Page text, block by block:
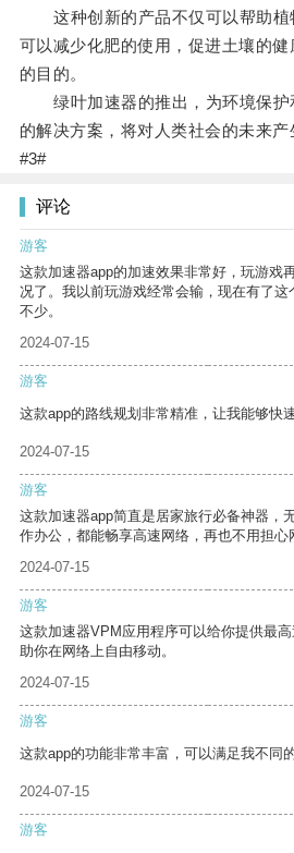
这种创新的产品不仅可以帮助植
可以减少化肥的使用，促进土壤的
的目的。
绿叶加速器的推出，为环境保护
的解决方案，将对人类社会的未来产
#3#
评论
游客
这款加速器app的加速效果非常好，玩游戏
况了。我以前玩游戏经常会输，现在有了这
不少。
2024-07-15
游客
这款app的路线规划非常精准，让我能够快
2024-07-15
游客
这款加速器app简直是居家旅行必备神器，
作办公，都能畅享高速网络，再也不用担心
2024-07-15
游客
这款加速器VPM应用程序可以给你提供最
助你在网络上自由移动。
2024-07-15
游客
这款app的功能非常丰富，可以满足我不同
2024-07-15
游客